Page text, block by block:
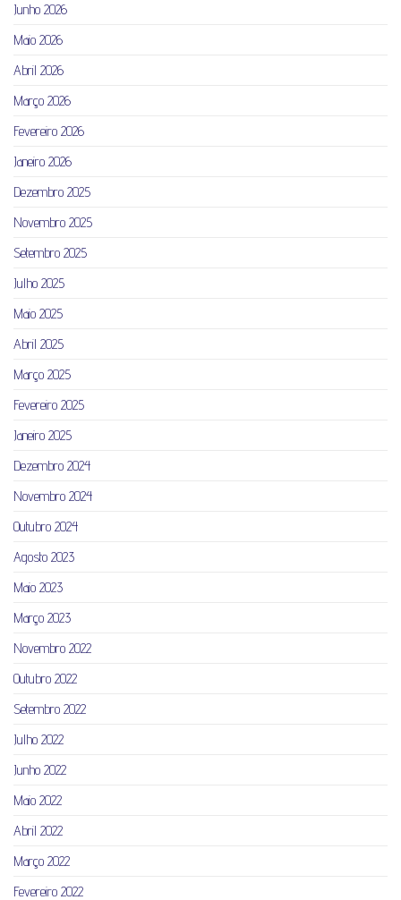
Junho 2026
Maio 2026
Abril 2026
Março 2026
Fevereiro 2026
Janeiro 2026
Dezembro 2025
Novembro 2025
Setembro 2025
Julho 2025
Maio 2025
Abril 2025
Março 2025
Fevereiro 2025
Janeiro 2025
Dezembro 2024
Novembro 2024
Outubro 2024
Agosto 2023
Maio 2023
Março 2023
Novembro 2022
Outubro 2022
Setembro 2022
Julho 2022
Junho 2022
Maio 2022
Abril 2022
Março 2022
Fevereiro 2022